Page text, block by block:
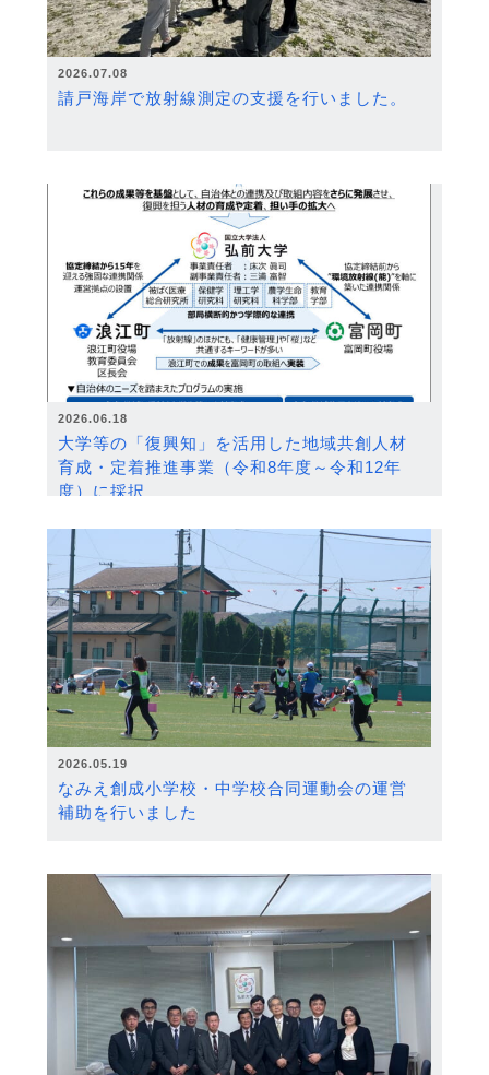
2026.07.08
請戸海岸で放射線測定の支援を行いました。
2026.06.18
大学等の「復興知」を活用した地域共創人材
育成・定着推進事業（令和8年度～令和12年
度）に採択
2026.05.19
なみえ創成小学校・中学校合同運動会の運営
補助を行いました